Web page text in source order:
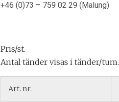
+46 (0)73 – 759 02 29 (Malung)
Pris/st.
Antal tänder visas i tänder/tum.
Art. nr.